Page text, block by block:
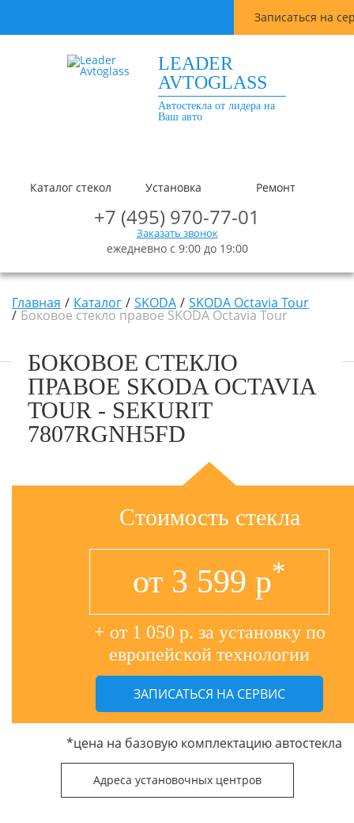
Записаться на
LEADER
AVTOGLASS
Автостекла от лидера на
Ваш авто
Каталог стекол Установка Ремонт
+7 (495) 970-77-01
Заказать звонок
ежедневно с 9:00 до 19:00
Главная Каталог SKODA SKODA Octavia Tour
Боковое стекло правое SKODA Octavia Tour
БОКОВОЕ СТЕКЛО
ПРАВОЕ SKODA OCTAVIA
TOUR - SEKURIT
7807RGNH5FD
Стоимость стекла
от 3 599 р*
+ от 1 050 р. за установку по
европейской технологии
ЗАПИСАТЬСЯ НА СЕРВИС
*цена на базовую комплектацию автостекла
Адреса установочных центров